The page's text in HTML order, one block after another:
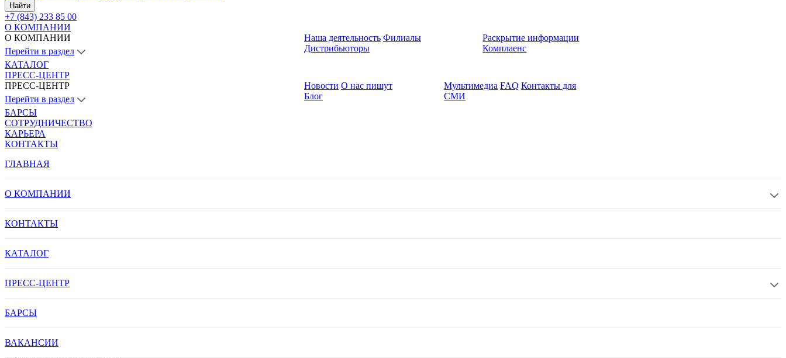
Найти
+7 (843) 233 85 00
О КОМПАНИИ
О КОМПАНИИ
Перейти в раздел
Наша деятельность Филиалы
Дистрибьюторы
Раскрытие информации
Комплаенс
КАТАЛОГ
ПРЕСС-ЦЕНТР
ПРЕСС-ЦЕНТР
Перейти в раздел
Новости О нас пишут
Блог
Мультимедиа FAQ Контакты для
СМИ
БАРСЫ
СОТРУДНИЧЕСТВО
КАРЬЕРА
КОНТАКТЫ
ГЛАВНАЯ
О КОМПАНИИ
КОНТАКТЫ
КАТАЛОГ
ПРЕСС-ЦЕНТР
БАРСЫ
ВАКАНСИИ